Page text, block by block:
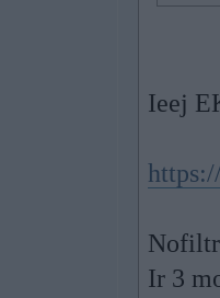
Ieej
Ir 3